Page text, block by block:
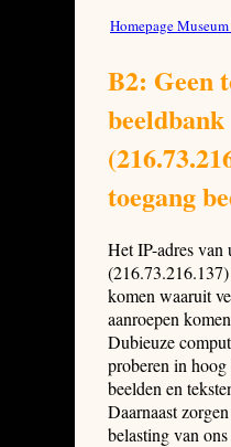
Homepage
B2: Geen
beeldbank
toegang
Het IP-adres
komen waaruit
aanroepen
Dubieuze
proberen in
beelden en
Daarnaast
belasting van